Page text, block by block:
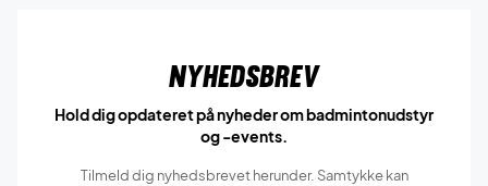
Nyhedsbrev
Hold dig opdateret på nyheder om badmintonudstyr
og -events.
Tilmeld dig nyhedsbrevet herunder. Samtykke kan